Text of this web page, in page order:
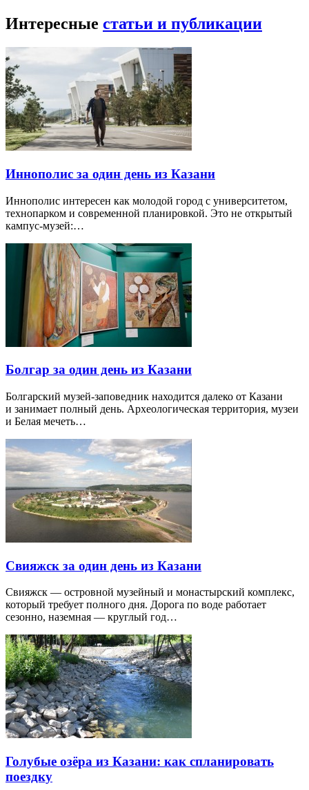
Интересные статьи и публикации
Иннополис за один день из Казани
Иннополис интересен как молодой город с университетом,
технопарком и современной планировкой. Это не открытый
кампус-музей:…
Болгар за один день из Казани
Болгарский музей-заповедник находится далеко от Казани
и занимает полный день. Археологическая территория, музеи
и Белая мечеть…
Свияжск за один день из Казани
Свияжск — островной музейный и монастырский комплекс,
который требует полного дня. Дорога по воде работает
сезонно, наземная — круглый год…
Голубые озёра из Казани: как спланировать
поездку